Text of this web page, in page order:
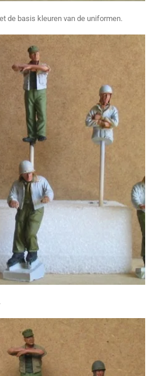
de basis kleuren van de uniformen.